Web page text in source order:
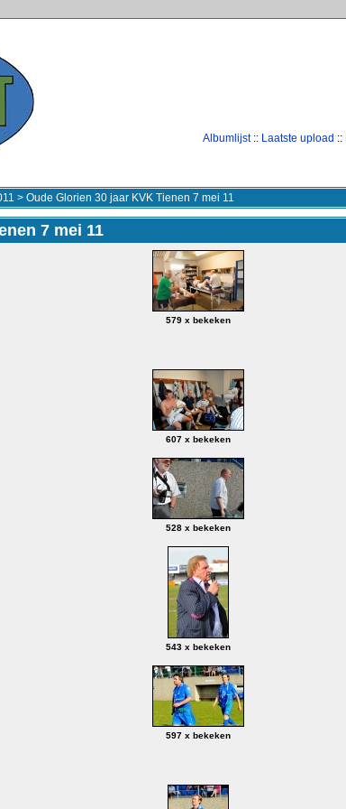
Albumlijst:: Laatste upload ::
> Oude Glorien 30 jaar KVK Tienen 7 mei 11
7 mei 11
579 x bekeken
607 x bekeken
528 x bekeken
543 x bekeken
597 x bekeken